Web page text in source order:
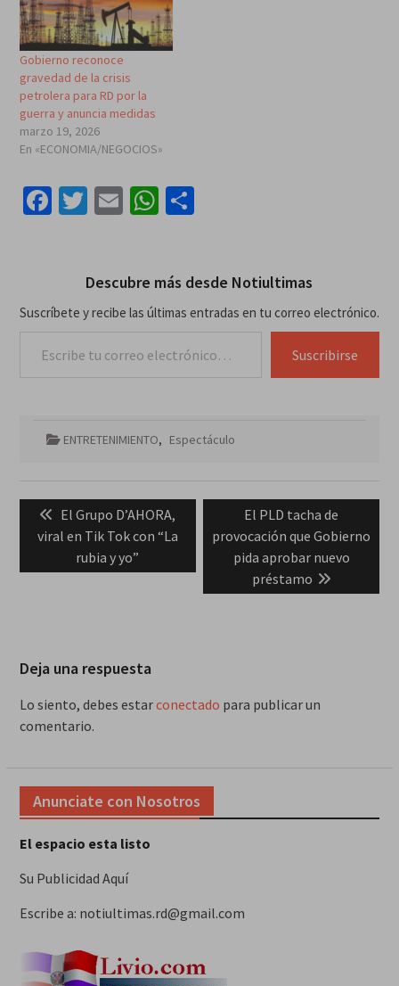
Gobierno reconoce
gravedad de la crisis
petrolera para RD por la
guerra y anuncia medidas
marzo 19, 2026
En «ECONOMIA/NEGOCIOS»
Facebook
Twitter
EmailWhatsApp
Compartir
Descubre más desde Notiultimas
Suscríbete y recibe las últimas entradas en tu correo electrónico.
Suscribirse
ENTRETENIMIENTO, Espectáculo
entradas
Previous
post:
El Grupo D’AHORA,
viral en Tik Tok con “La
rubia y yo”
Next
post:
El PLD tacha de
provocación que Gobierno
pida aprobar nuevo
préstamo
Deja una respuesta
Lo siento, debes estarconectado para publicar un
comentario.
Anunciate con Nosotros
El espacio esta listo
Su Publicidad Aquí
Escribe a: notiultimas.rd@gmail.com